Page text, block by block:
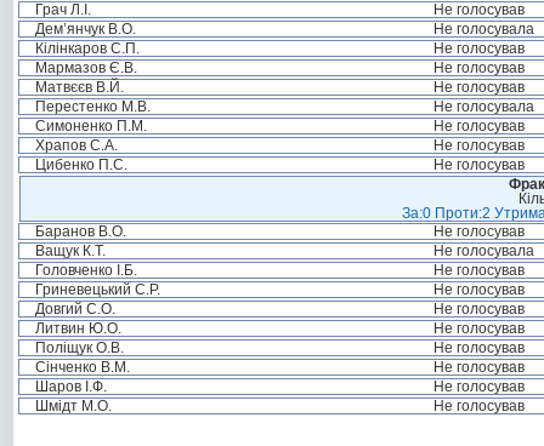
Грач Л.І.
Не голосував
Дем’янчук В.О.
Не голосувала
Кілінкаров С.П.
Не голосував
Мармазов Є.В.
Не голосував
Матвєєв В.Й.
Не голосував
Перестенко М.В.
Не голосувала
Симоненко П.М.
Не голосував
Храпов С.А.
Не голосував
Цибенко П.С.
Не голосував
За:0 Проти:2
Баранов В.О.
Не голосував
Ващук К.Т.
Не голосувала
Головченко І.Б.
Не голосував
Гриневецький С.Р.
Не голосував
Довгий С.О.
Не голосував
Литвин Ю.О.
Не голосував
Поліщук О.В.
Не голосував
Сінченко В.М.
Не голосував
Шаров І.Ф.
Не голосував
Шмідт М.О.
Не голосував